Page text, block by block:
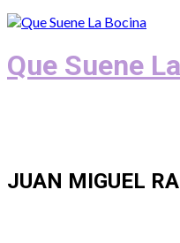
Que Suene
JUAN MIGUEL